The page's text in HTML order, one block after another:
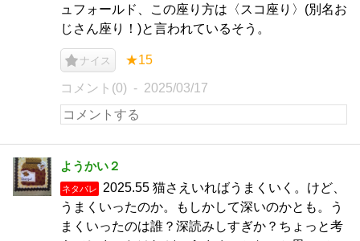
ュフォールド、この座り方は〈スコ座り〉(別名お
じさん座り！)と言われているそう。
ナイス ★15
コメント(0) 2025/03/17
ようかい２
ネタバレ
2025.55 猫さえいればうまくいく。けど、
うまくいったのか。もしかして深いのかとも。う
まくいったのは誰？深読みしすぎか？ちょっと考